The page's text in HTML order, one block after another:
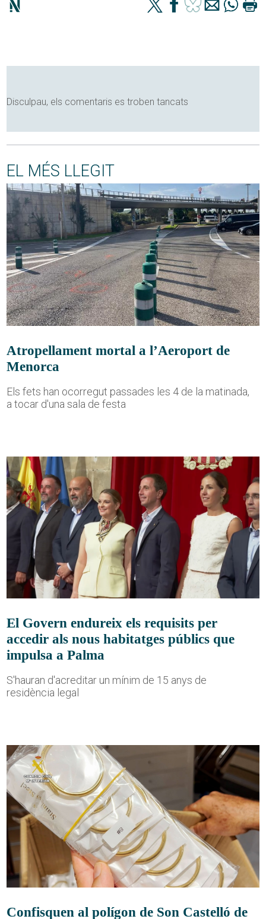
Disculpau, els comentaris es troben tancats
EL MÉS LLEGIT
Atropellament mortal a l’Aeroport de
Menorca
Els fets han ocorregut passades les 4 de la matinada,
a tocar d'una sala de festa
El Govern endureix els requisits per
accedir als nous habitatges públics que
impulsa a Palma
S'hauran d'acreditar un mínim de 15 anys de
residència legal
Confisquen al polígon de Son Castelló de